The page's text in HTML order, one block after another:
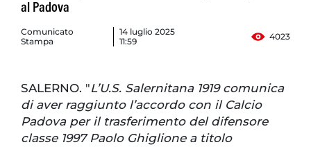
al Padova
Comunicato
Stampa
14 luglio 2025
11:59
4023
SALERNO. "L’U.S. Salernitana 1919 comunica
di aver raggiunto l’accordo con il Calcio
Padova per il trasferimento del difensore
classe 1997 Paolo Ghiglione a titolo